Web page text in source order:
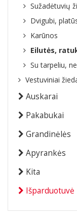
Sužadėtuvių
Dvigubi,
Karūnos
Eilutės,
Su tarpeliu,
Vestuviniai
Auskarai
Pakabukai
Grandinėlės
Apyrankės
Kita
Išparduotuvė